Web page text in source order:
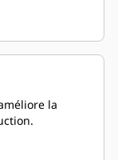
la